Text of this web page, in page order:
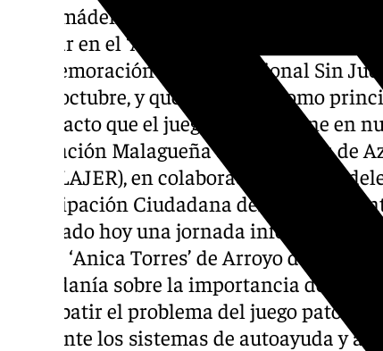
Benalmádena se suma a la
de Azar en el ‘Anica Torres’.
conmemoración del Día Nacional Sin
29 de octubre, y que ha tenido como
el impacto que el juego de azar tiene en
Asociación Malagueña de Jugadores de
(AMALAJER), en colaboración con las
Participación Ciudadana del
celebrado hoy una jornada informativa
Activa ‘Anica Torres’ de Arroyo de la
ciudadanía sobre la importancia de crear
y combatir el problema del juego
mediante los sistemas de autoayuda y